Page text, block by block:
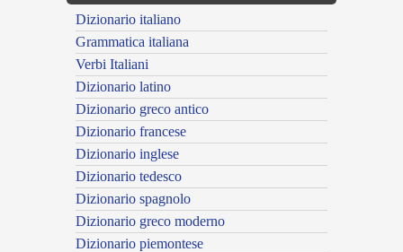
Dizionario italiano
Grammatica italiana
Verbi Italiani
Dizionario latino
Dizionario greco antico
Dizionario francese
Dizionario inglese
Dizionario tedesco
Dizionario spagnolo
Dizionario greco moderno
Dizionario piemontese